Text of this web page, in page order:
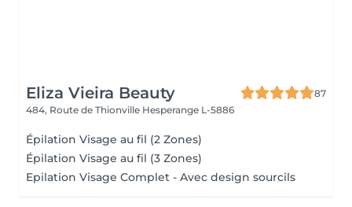
Eliza Vieira Beauty
87
484, Route de Thionville Hesperange L-5886
Épilation Visage au fil (2 Zones)
Épilation Visage au fil (3 Zones)
Epilation Visage Complet - Avec design sourcils